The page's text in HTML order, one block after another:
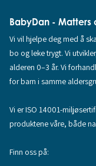
BabyDan - Matters
Vi vil hjelpe deg med å
bo og leke trygt. Vi
alderen 0–3 år. Vi
for barn i samme
Vi er ISO 14001-
produktene våre, både
Finn oss på: